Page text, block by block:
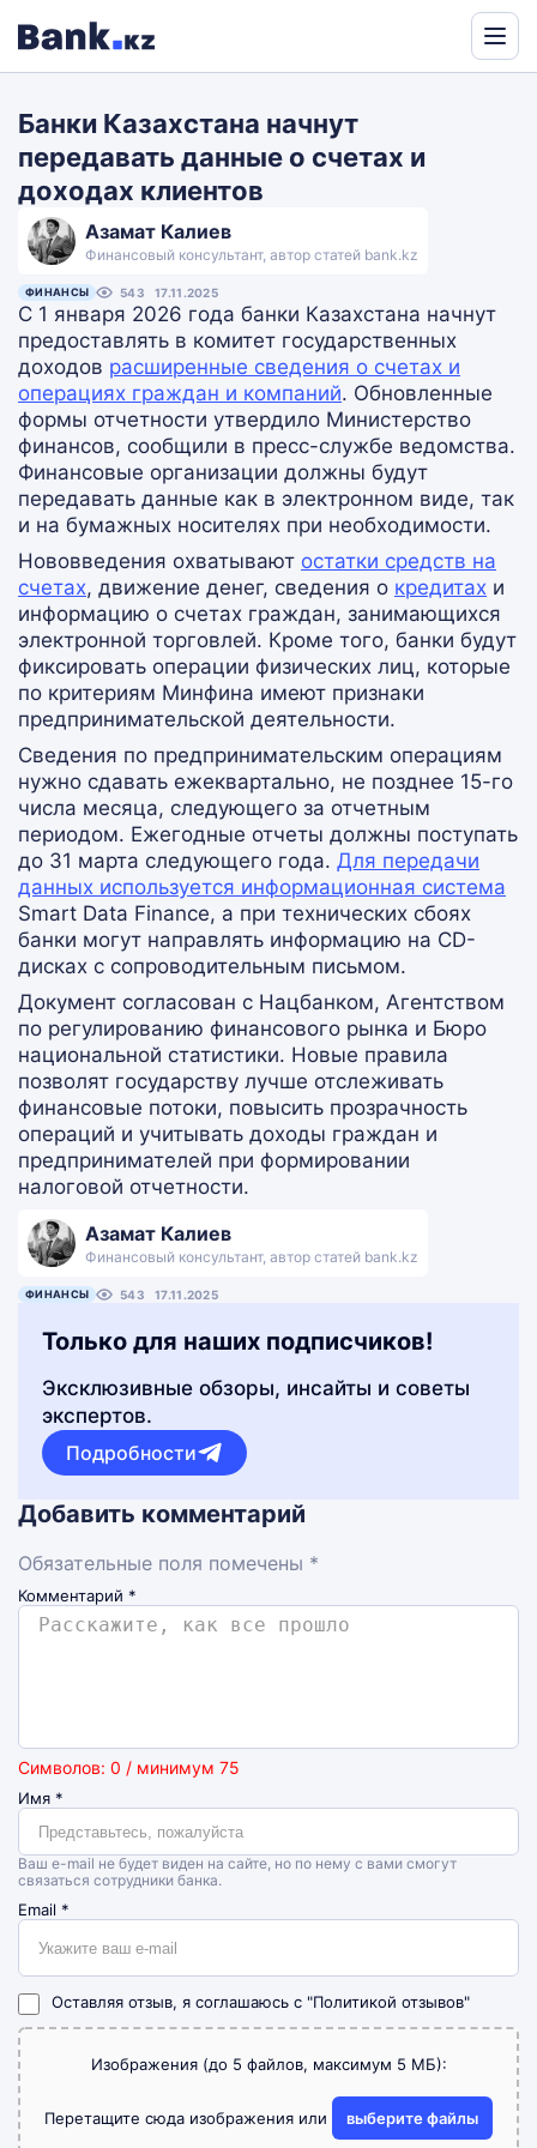
Банки Казахстана начнут
передавать данные о счетах и
доходах клиентов
Азамат Калиев
Финансовый консультант, автор статей bank.kz
ФИНАНСЫ 543 17.11.2025
С 1 января 2026 года банки Казахстана начнут
предоставлять в комитет государственных
доходов расширенные сведения о счетах и
операциях граждан и компаний. Обновленные
формы отчетности утвердило Министерство
финансов, сообщили в пресс-службе ведомства.
Финансовые организации должны будут
передавать данные как в электронном виде, так
и на бумажных носителях при необходимости.
Нововведения охватывают остатки средств на
счетах, движение денег, сведения о кредитах и
информацию о счетах граждан, занимающихся
электронной торговлей. Кроме того, банки будут
фиксировать операции физических лиц, которые
по критериям Минфина имеют признаки
предпринимательской деятельности.
Сведения по предпринимательским операциям
нужно сдавать ежеквартально, не позднее 15-го
числа месяца, следующего за отчетным
периодом. Ежегодные отчеты должны поступать
до 31 марта следующего года. Для передачи
данных используется информационная система
Smart Data Finance, а при технических сбоях
банки могут направлять информацию на CD-
дисках с сопроводительным письмом.
Документ согласован с Нацбанком, Агентством
по регулированию финансового рынка и Бюро
национальной статистики. Новые правила
позволят государству лучше отслеживать
финансовые потоки, повысить прозрачность
операций и учитывать доходы граждан и
предпринимателей при формировании
налоговой отчетности.
Азамат Калиев
Финансовый консультант, автор статей bank.kz
ФИНАНСЫ 543 17.11.2025
Только для наших подписчиков!
Эксклюзивные обзоры, инсайты и советы
экспертов.
Подробности
Добавить комментарий
Обязательные поля помечены *
Комментарий *
Символов: 0 / минимум 75
Имя *
Ваш e-mail не будет виден на сайте, но по нему с вами смогут
связаться сотрудники банка.
Email *
Оставляя отзыв, я соглашаюсь с "Политикой отзывов"
Изображения (до 5 файлов, максимум 5 МБ):
Перетащите сюда изображения или выберите файлы